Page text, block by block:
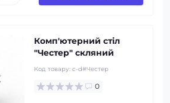
Комп'ютерний стіл
"Честер" скляний
Код товару: c-d#Честер
0